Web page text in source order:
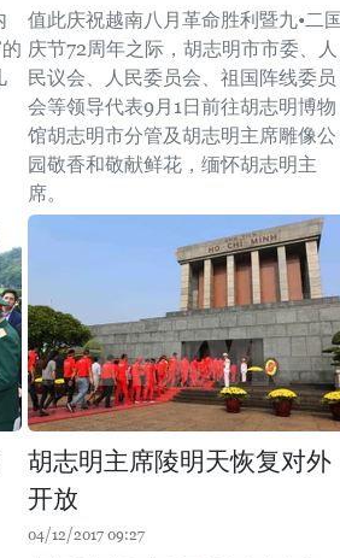
值此庆祝越南八月革命胜利暨九•二
庆节72周年之际，胡志明市市委、人
民议会、人民委员会、祖国阵线委员
会等领导代表9月1日前往胡志明博物
馆胡志明市分管及胡志明主席雕像公
园敬香和敬献鲜花，缅怀胡志明主
席。
胡志明主席陵明天恢复对外
开放
04/12/2017 09:27